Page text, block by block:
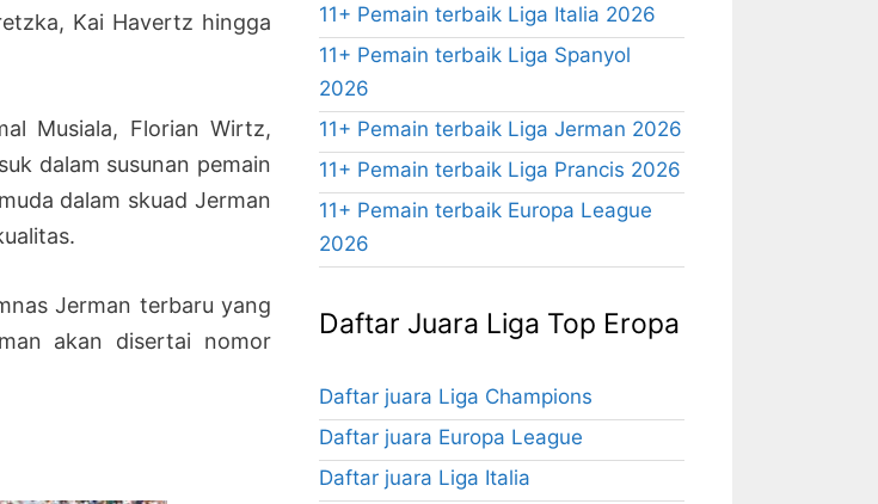
Kai Havertz hingga
Musiala, Florian Wirtz,
dalam susunan pemain
dalam skuad Jerman
Jerman terbaru yang
akan disertai nomor
11+ Pemain terbaik Liga Italia 2026
11+ Pemain terbaik Liga Spanyol
2026
11+ Pemain terbaik Liga Jerman 2026
11+ Pemain terbaik Liga Prancis 2026
11+ Pemain terbaik Europa League
2026
Daftar Juara Liga Top Eropa
Daftar juara Liga Champions
Daftar juara Europa League
Daftar juara Liga Italia